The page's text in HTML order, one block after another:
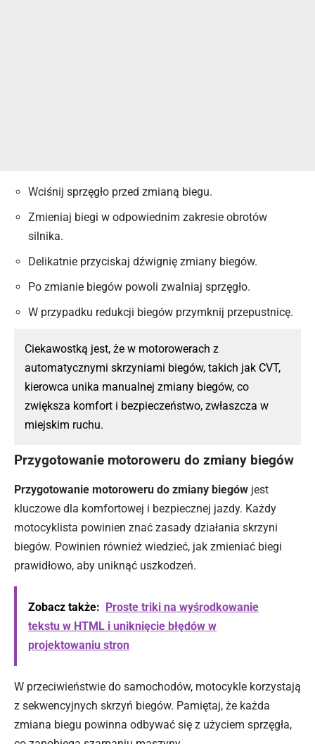
Wciśnij sprzęgło przed zmianą biegu.
Zmieniaj biegi w odpowiednim zakresie obrotów
silnika.
Delikatnie przyciskaj dźwignię zmiany biegów.
Po zmianie biegów powoli zwalniaj sprzęgło.
W przypadku redukcji biegów przymknij przepustnicę.
Ciekawostką jest, że w motorowerach z
automatycznymi skrzyniami biegów, takich jak CVT,
kierowca unika manualnej zmiany biegów, co
zwiększa komfort i bezpieczeństwo, zwłaszcza w
miejskim ruchu.
Przygotowanie motoroweru do zmiany biegów
Przygotowanie motoroweru do zmiany biegów jest
kluczowe dla komfortowej i bezpiecznej jazdy. Każdy
motocyklista powinien znać zasady działania skrzyni
biegów. Powinien również wiedzieć, jak zmieniać biegi
prawidłowo, aby uniknąć uszkodzeń.
Zobacz także:
Proste triki na wyśrodkowanie
tekstu w HTML i uniknięcie błędów w
projektowaniu stron
W przeciwieństwie do samochodów, motocykle korzystają
z sekwencyjnych skrzyń biegów. Pamiętaj, że każda
zmiana biegu powinna odbywać się z użyciem sprzęgła,